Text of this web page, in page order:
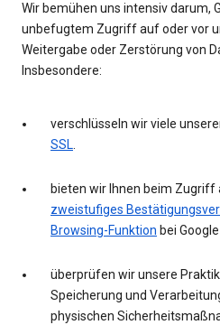
Wir bemühen uns intensiv darum,
unbefugtem Zugriff auf oder vor
Weitergabe oder Zerstörung von
Insbesondere:
verschlüsseln wir viele
SSL.
bieten wir Ihnen beim Zugriff
zweistufiges
Browsing-Funktion bei
überprüfen wir unsere
Speicherung und
physischen